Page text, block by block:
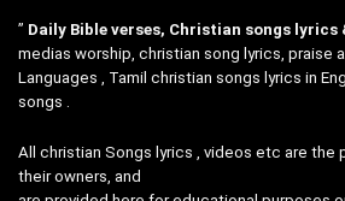
” Daily Bible verses, Christian songs lyrics
medias worship, christian song lyrics, praise
Languages , Tamil christian songs lyrics in
songs .
All christian Songs lyrics , videos etc are the
their owners, and